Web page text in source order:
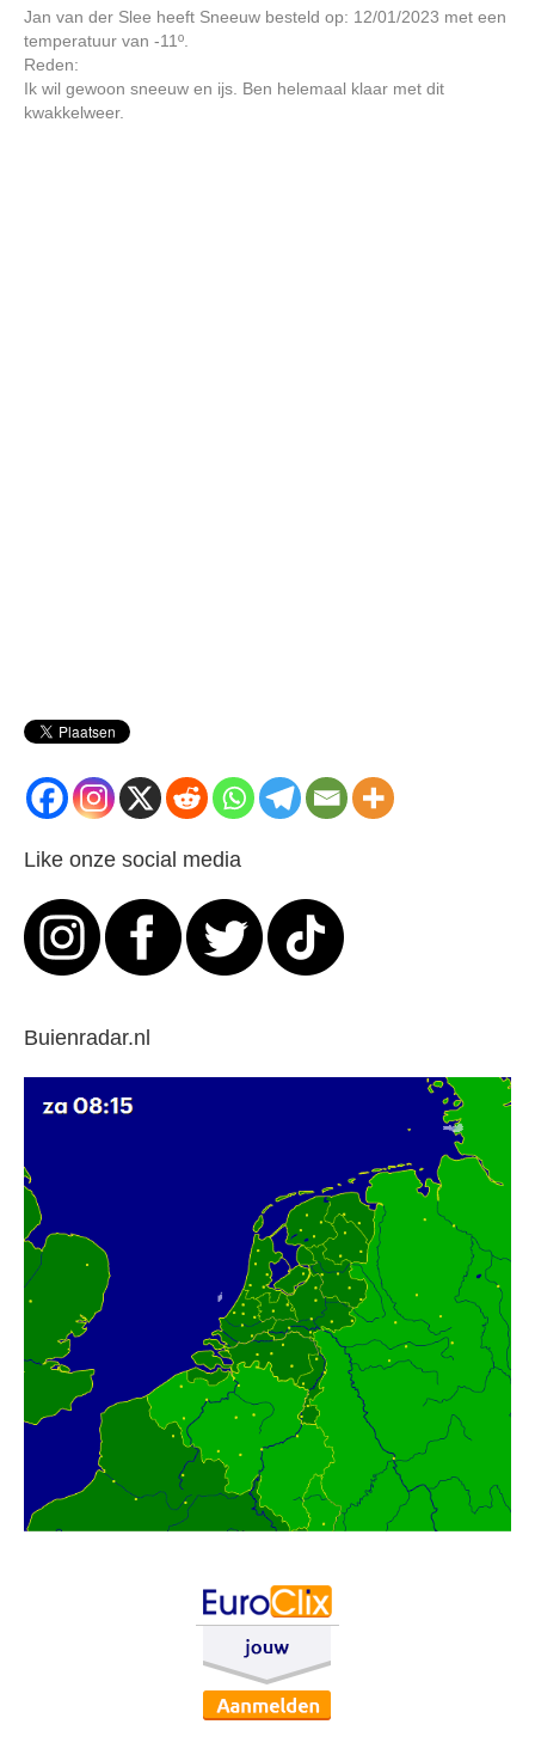
Jan van der Slee heeft Sneeuw besteld op: 12/01/2023 met een
temperatuur van -11º.
Reden:
Ik wil gewoon sneeuw en ijs. Ben helemaal klaar met dit
kwakkelweer.
Like onze social media
Buienradar.nl